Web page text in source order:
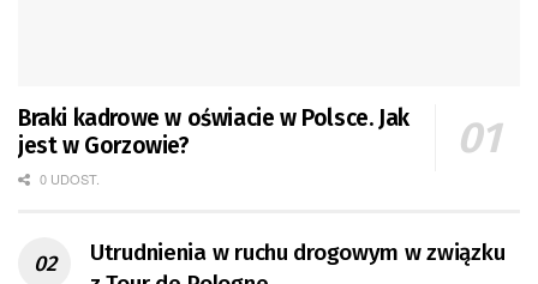
Braki kadrowe w oświacie w Polsce. Jak
jest w Gorzowie?
0 UDOST.
Utrudnienia w ruchu drogowym w związku